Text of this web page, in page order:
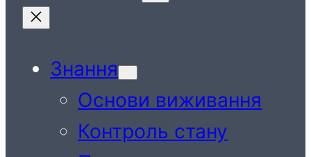
Знання
Основи виживання
Контроль стану